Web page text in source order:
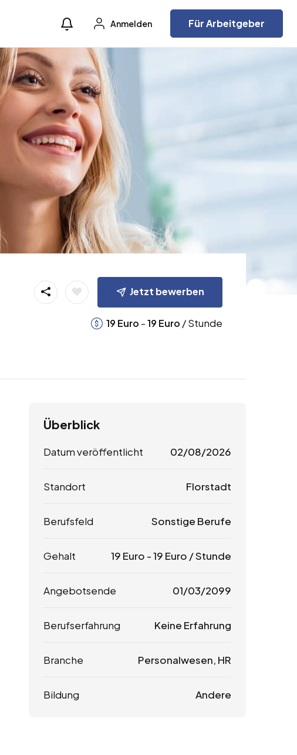
Anmelden Für Arbeitgeber
Jetzt bewerben
19 Euro -19 Euro / Stunde
Überblick
Datum veröffentlicht 02/08/2026
Standort Florstadt
Berufsfeld Sonstige Berufe
Gehalt 19 Euro -19 Euro / Stunde
Angebotsende 01/03/2099
Berufserfahrung Keine Erfahrung
Branche Personalwesen, HR
Bildung Andere